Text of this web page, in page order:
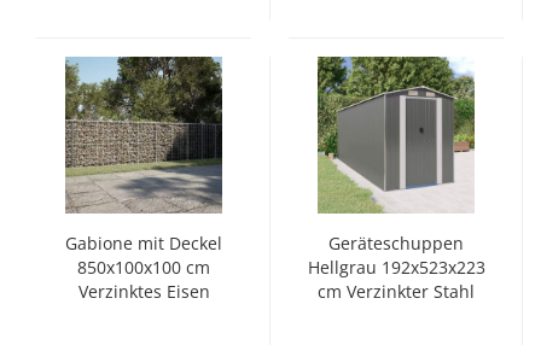
Gabione mit Deckel
850x100x100 cm
Verzinktes Eisen
Geräteschuppen
Hellgrau 192x523x223
cm Verzinkter Stahl